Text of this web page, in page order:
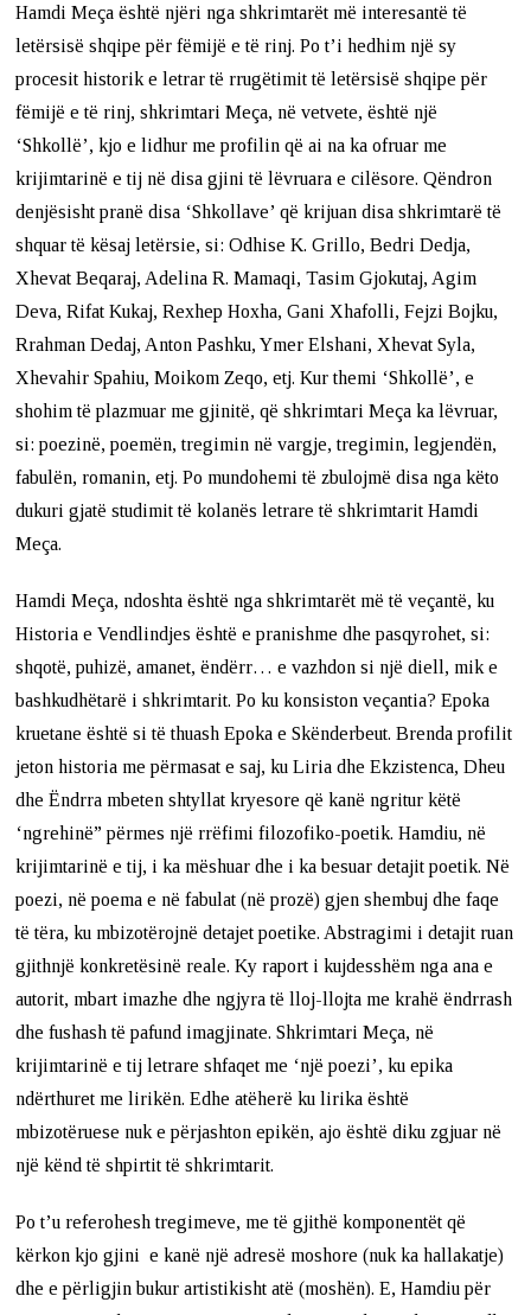
Hamdi Meça është njëri nga shkrimtarët më interesantë të
letërsisë shqipe për fëmijë e të rinj. Po t’i hedhim një sy
procesit historik e letrar të rrugëtimit të letërsisë shqipe për
fëmijë e të rinj, shkrimtari Meça, në vetvete, është një
‘Shkollë’, kjo e lidhur me profilin që ai na ka ofruar me
krijimtarinë e tij në disa gjini të lëvruara e cilësore. Qëndron
denjësisht pranë disa ‘Shkollave’ që krijuan disa shkrimtarë të
shquar të kësaj letërsie, si: Odhise K. Grillo, Bedri Dedja,
Xhevat Beqaraj, Adelina R. Mamaqi, Tasim Gjokutaj, Agim
Deva, Rifat Kukaj, Rexhep Hoxha, Gani Xhafolli, Fejzi Bojku,
Rrahman Dedaj, Anton Pashku, Ymer Elshani, Xhevat Syla,
Xhevahir Spahiu, Moikom Zeqo, etj. Kur themi ‘Shkollë’, e
shohim të plazmuar me gjinitë, që shkrimtari Meça ka lëvruar,
si: poezinë, poemën, tregimin në vargje, tregimin, legjendën,
fabulën, romanin, etj. Po mundohemi të zbulojmë disa nga këto
dukuri gjatë studimit të kolanës letrare të shkrimtarit Hamdi
Meça.
Hamdi Meça, ndoshta është nga shkrimtarët më të veçantë, ku
Historia e Vendlindjes është e pranishme dhe pasqyrohet, si:
shqotë, puhizë, amanet, ëndërr… e vazhdon si një diell, mik e
bashkudhëtarë i shkrimtarit. Po ku konsiston veçantia? Epoka
kruetane është si të thuash Epoka e Skënderbeut. Brenda profilit
jeton historia me përmasat e saj, ku Liria dhe Ekzistenca, Dheu
dhe Ëndrra mbeten shtyllat kryesore që kanë ngritur këtë
‘ngrehinë” përmes një rrëfimi filozofiko-poetik. Hamdiu, në
krijimtarinë e tij, i ka mëshuar dhe i ka besuar detajit poetik. Në
poezi, në poema e në fabulat (në prozë) gjen shembuj dhe faqe
të tëra, ku mbizotërojnë detajet poetike. Abstragimi i detajit ruan
gjithnjë konkretësinë reale. Ky raport i kujdesshëm nga ana e
autorit, mbart imazhe dhe ngjyra të lloj-llojta me krahë ëndrrash
dhe fushash të pafund imagjinate. Shkrimtari Meça, në
krijimtarinë e tij letrare shfaqet me ‘një poezi’, ku epika
ndërthuret me lirikën. Edhe atëherë ku lirika është
mbizotëruese nuk e përjashton epikën, ajo është diku zgjuar në
një kënd të shpirtit të shkrimtarit.
Po t’u referohesh tregimeve, me të gjithë komponentët që
kërkon kjo gjini e kanë një adresë moshore (nuk ka hallakatje)
dhe e përligjin bukur artistikisht atë (moshën). E, Hamdiu për